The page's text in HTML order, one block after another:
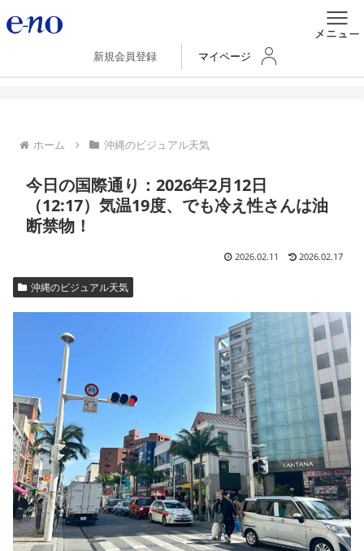
新規会員登録 マイページ
ホーム 沖縄のビジュアル天気
今日の国際通り：2026年2月12日
（12:17）気温19度、でも冷え性さんは油
断禁物！
2026.02.11 2026.02.17
沖縄のビジュアル天気